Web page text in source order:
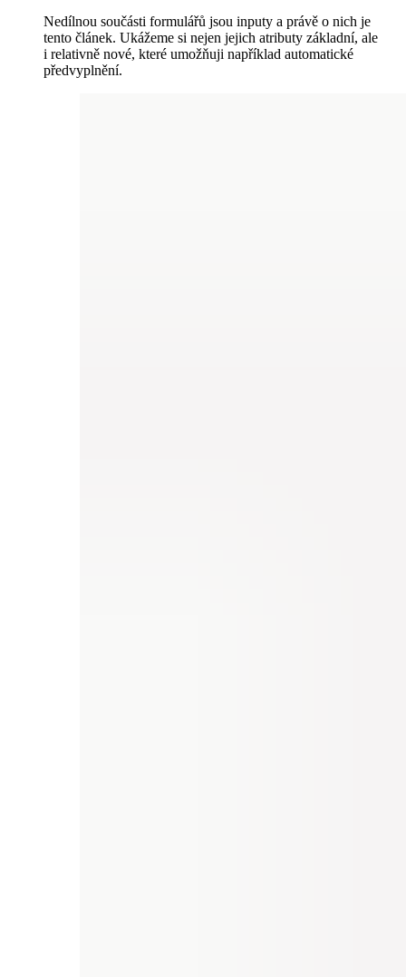
Nedílnou součásti formulářů jsou inputy a právě o nich je
tento článek. Ukážeme si nejen jejich atributy základní, ale
i relativně nové, které umožňuji například automatické
předvyplnění.